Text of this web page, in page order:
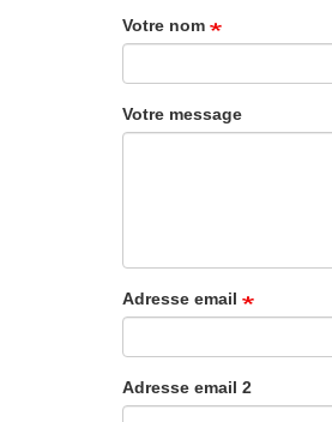
Votre nom
Votre message
Adresse email
Adresse email 2